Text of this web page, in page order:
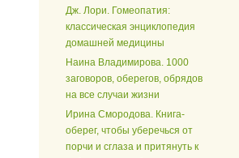
Дж. Лори. Гомеопатия:
классическая энциклопедия
домашней медицины
Наина Владимирова. 1000
заговоров, оберегов, обрядов
на все случаи жизни
Ирина Смородова. Книга-
оберег, чтобы уберечься от
порчи и сглаза и притянуть к